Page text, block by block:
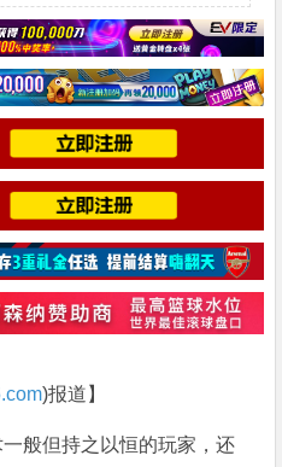
)报道】
般但持之以恒的玩家，还